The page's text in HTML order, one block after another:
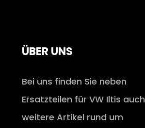
ÜBER UNS
Bei uns finden Sie neben
Ersatzteilen für VW Iltis auch
weitere Artikel rund um